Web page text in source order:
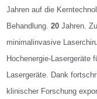
Jahren auf die
Behandlung.20Jahren.
minimalinvasive
Hochenergie-Lasergeräte
Lasergeräte. Dank
klinischer Forschung